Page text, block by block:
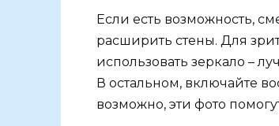
Если есть возможность,
расширить стены. Для
использовать зеркало –
В остальном, включайте
возможно, эти фото